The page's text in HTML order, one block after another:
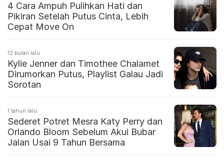
4 Cara Ampuh Pulihkan Hati dan
Pikiran Setelah Putus Cinta, Lebih
Cepat Move On
12 bulan lalu
Kylie Jenner dan Timothee Chalamet
Dirumorkan Putus, Playlist Galau Jadi
Sorotan
1 tahun lalu
Sederet Potret Mesra Katy Perry dan
Orlando Bloom Sebelum Akui Bubar
Jalan Usai 9 Tahun Bersama